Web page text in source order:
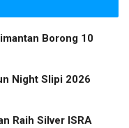
Borong 10
Night Slipi 2026
Raih Silver ISRA